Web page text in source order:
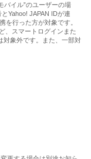
バイル”のユーザーの場
Yahoo! JAPAN IDが連
を行った方が対象です。
、スマートログインまた
対象外です。また、一部対